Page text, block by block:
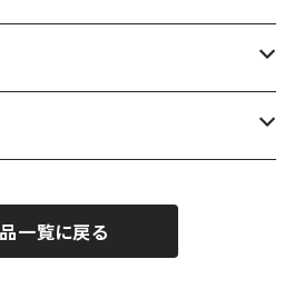
一覧に戻る